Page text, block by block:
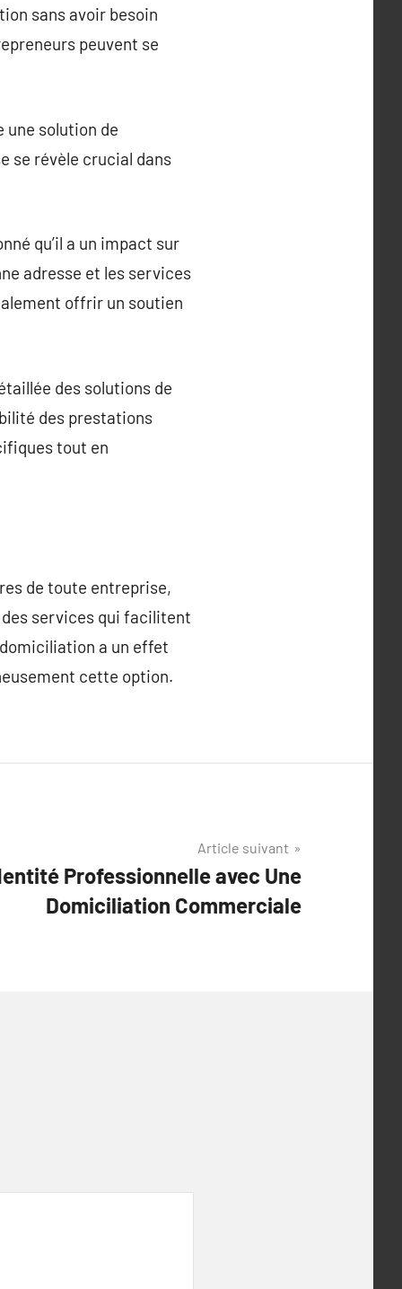
sans avoir besoin
peuvent se
une solution de
se révèle crucial dans
qu’il a un impact sur
adresse et les services
offrir un soutien
des solutions de
des prestations
tout en
de toute entreprise,
services qui facilitent
a un effet
cette option.
Article suivant
Professionnelle avec Une
Domiciliation Commerciale